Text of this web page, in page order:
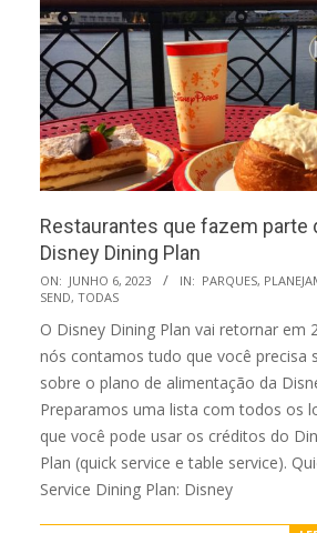
Restaurantes que fazem parte
Disney Dining Plan
2023-
06-
06
ON: JUNHO 6, 2023 IN: PARQUES,
SEND, TODAS
O Disney Dining Plan vai retornar em
nós contamos tudo que você precisa
sobre o plano de alimentação da
Preparamos uma lista com todos os
que você pode usar os créditos do
Plan (quick service e table service).
Service Dining Plan: Disney